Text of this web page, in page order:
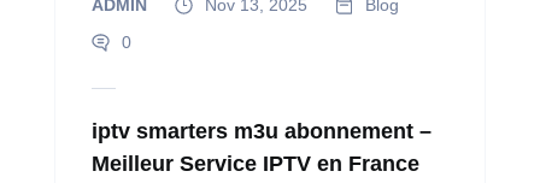
ADMIN Nov 13, 2025
Blog
0
iptv smarters m3u abonnement –
Meilleur Service IPTV en France